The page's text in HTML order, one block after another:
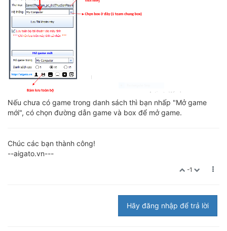
Nếu chưa có game trong danh sách thì bạn nhấp "Mở game
mới", có chọn đường dẫn game và box để mở game.
Chúc các bạn thành công!
--aigato.vn---
-1
Hãy đăng nhập để trả lời